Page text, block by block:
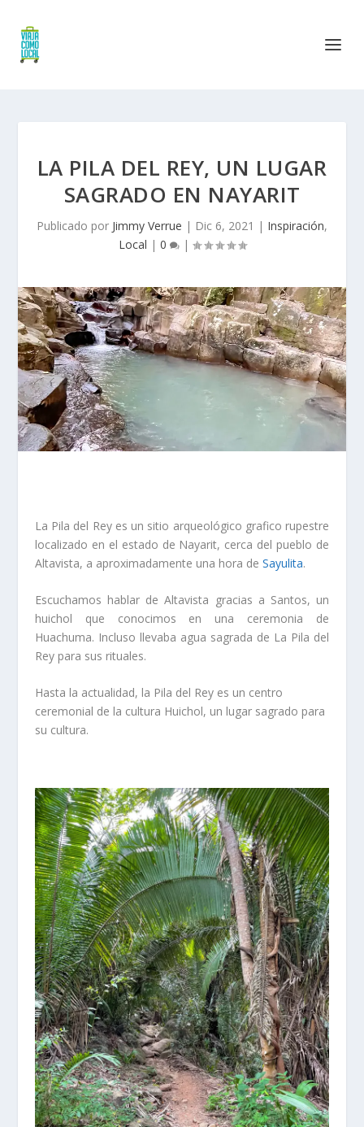
LA PILA DEL REY, UN LUGAR
SAGRADO EN NAYARIT
Publicado por Jimmy Verrue | Dic 6, 2021 | Inspiración,
Local | 0 |
La Pila del Rey es un sitio arqueológico grafico rupestre
localizado en el estado de Nayarit, cerca del pueblo de
Altavista, a aproximadamente una hora de Sayulita.
Escuchamos hablar de Altavista gracias a Santos, un
huichol que conocimos en una ceremonia de
Huachuma. Incluso llevaba agua sagrada de La Pila del
Rey para sus rituales.
Hasta la actualidad, la Pila del Rey es un centro
ceremonial de la cultura Huichol, un lugar sagrado para
su cultura.